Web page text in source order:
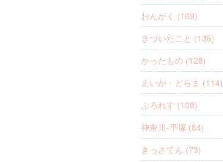
おんがく (169)
きづいたこと (136)
かったもの (128)
えいが・どらま (114)
ぷろれす (108)
神奈川-平塚 (84)
きっさてん (73)